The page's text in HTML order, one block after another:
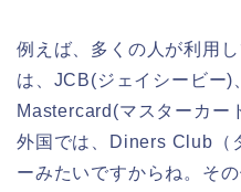
例えば、多くの人が利用
は、JCB(ジェイシービー)
Mastercard(マスターカー
外国では、Diners Club（
ーみたいですからね。そ